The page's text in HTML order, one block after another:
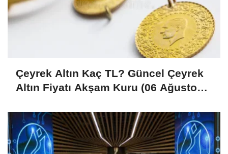
Çeyrek Altın Kaç TL? Güncel Çeyrek
Altın Fiyatı Akşam Kuru (06 Ağustos